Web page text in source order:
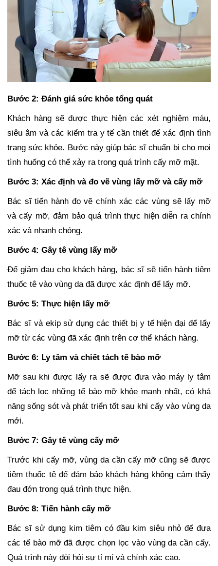
Bước 2: Đánh giá sức khỏe tổng quát
Khách hàng sẽ được thực hiện các xét nghiệm máu,
siêu âm và các kiểm tra y tế cần thiết để xác định tình
trạng sức khỏe. Bước này giúp bác sĩ chuẩn bị cho mọi
tình huống có thể xảy ra trong quá trình cấy mỡ mặt.
Bước 3: Xác định và đo vẽ vùng lấy mỡ và cấy mỡ
Bác sĩ tiến hành đo vẽ chính xác các vùng sẽ lấy mỡ
và cấy mỡ, đảm bảo quá trình thực hiện diễn ra chính
xác và nhanh chóng.
Bước 4: Gây tê vùng lấy mỡ
Để giảm đau cho khách hàng, bác sĩ sẽ tiến hành tiêm
thuốc tê vào vùng da đã được xác định để lấy mỡ.
Bước 5: Thực hiện lấy mỡ
Bác sĩ và ekip sử dụng các thiết bị y tế hiện đại để lấy
mỡ từ các vùng đã xác định trên cơ thể khách hàng.
Bước 6: Ly tâm và chiết tách tế bào mỡ
Mỡ sau khi được lấy ra sẽ được đưa vào máy ly tâm
để tách lọc những tế bào mỡ khỏe mạnh nhất, có khả
năng sống sót và phát triển tốt sau khi cấy vào vùng da
mới.
Bước 7: Gây tê vùng cấy mỡ
Trước khi cấy mỡ, vùng da cần cấy mỡ cũng sẽ được
tiêm thuốc tê để đảm bảo khách hàng không cảm thấy
đau đớn trong quá trình thực hiện.
Bước 8: Tiến hành cấy mỡ
Bác sĩ sử dụng kim tiêm có đầu kim siêu nhỏ để đưa
các tế bào mỡ đã được chọn lọc vào vùng da cần cấy.
Quá trình này đòi hỏi sự tỉ mỉ và chính xác cao.